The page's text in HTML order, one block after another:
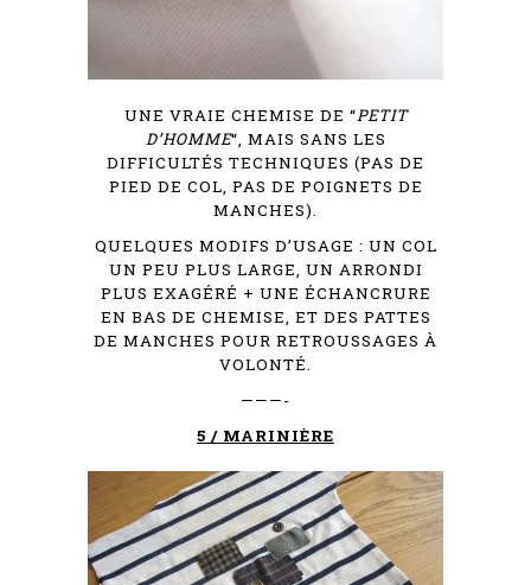
UNE VRAIE CHEMISE DE “PETIT
D’HOMME“, MAIS SANS LES
DIFFICULTÉS TECHNIQUES (PAS DE
PIED DE COL, PAS DE POIGNETS DE
MANCHES).
QUELQUES MODIFS D’USAGE : UN COL
UN PEU PLUS LARGE, UN ARRONDI
PLUS EXAGÉRÉ + UNE ÉCHANCRURE
EN BAS DE CHEMISE, ET DES PATTES
DE MANCHES POUR RETROUSSAGES À
VOLONTÉ.
———-
5 / MARINIÈRE